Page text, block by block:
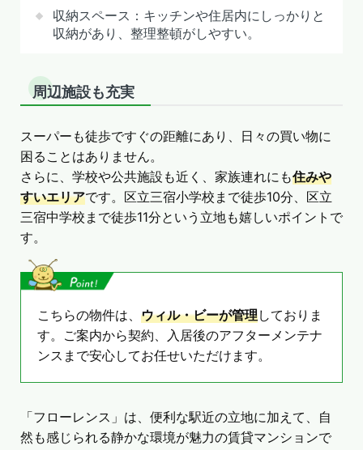
収納スペース：キッチンや住居内にしっかりと
収納があり、整理整頓がしやすい。
周辺施設も充実
スーパーも徒歩ですぐの距離にあり、日々の買い物に
困ることはありません。
さらに、学校や公共施設も近く、家族連れにも住みや
すいエリアです。区立三宿小学校まで徒歩10分、区立
三宿中学校まで徒歩11分という立地も嬉しいポイントで
す。
こちらの物件は、 ウィル・ビーが管理しておりま
す。ご案内から契約、入居後のアフターメンテナ
ンスまで安心してお任せいただけます。
「フローレンス」は、便利な駅近の立地に加えて、自
然も感じられる静かな環境が魅力の賃貸マンションで